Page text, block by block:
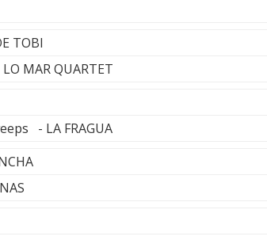
TOBI
MAR QUARTET
- LA FRAGUA